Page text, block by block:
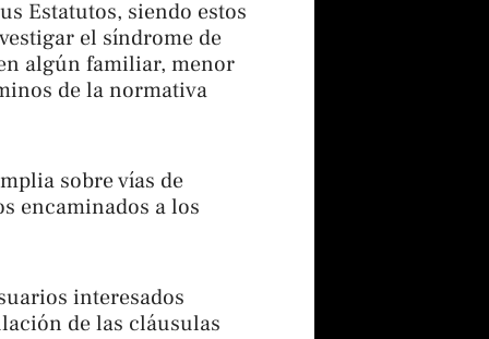
Estatutos, siendo estos
el síndrome de
algún familiar, menor
de la normativa
sobre vías de
encaminados a los
interesados
de las cláusulas